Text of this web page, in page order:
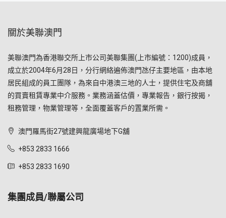
關於美聯澳門
美聯澳門為香港聯交所上市公司美聯集團(上市編號：1200)成員，
成立於2004年6月28日，分行網絡遍佈澳門氹仔主要地區，由本地
居民組成的員工團隊，為來自中港澳三地的人士，提供住宅及商舖
的買賣租賃專業中介服務。業務涵蓋估價，專業報告，銀行按揭，
租務管理，物業管理等，全面覆蓋客戶的置業所需。
澳門羅馬街27號建興龍廣場地下G舖
+853 2833 1666
+853 2833 1690
集團成員/聯屬公司